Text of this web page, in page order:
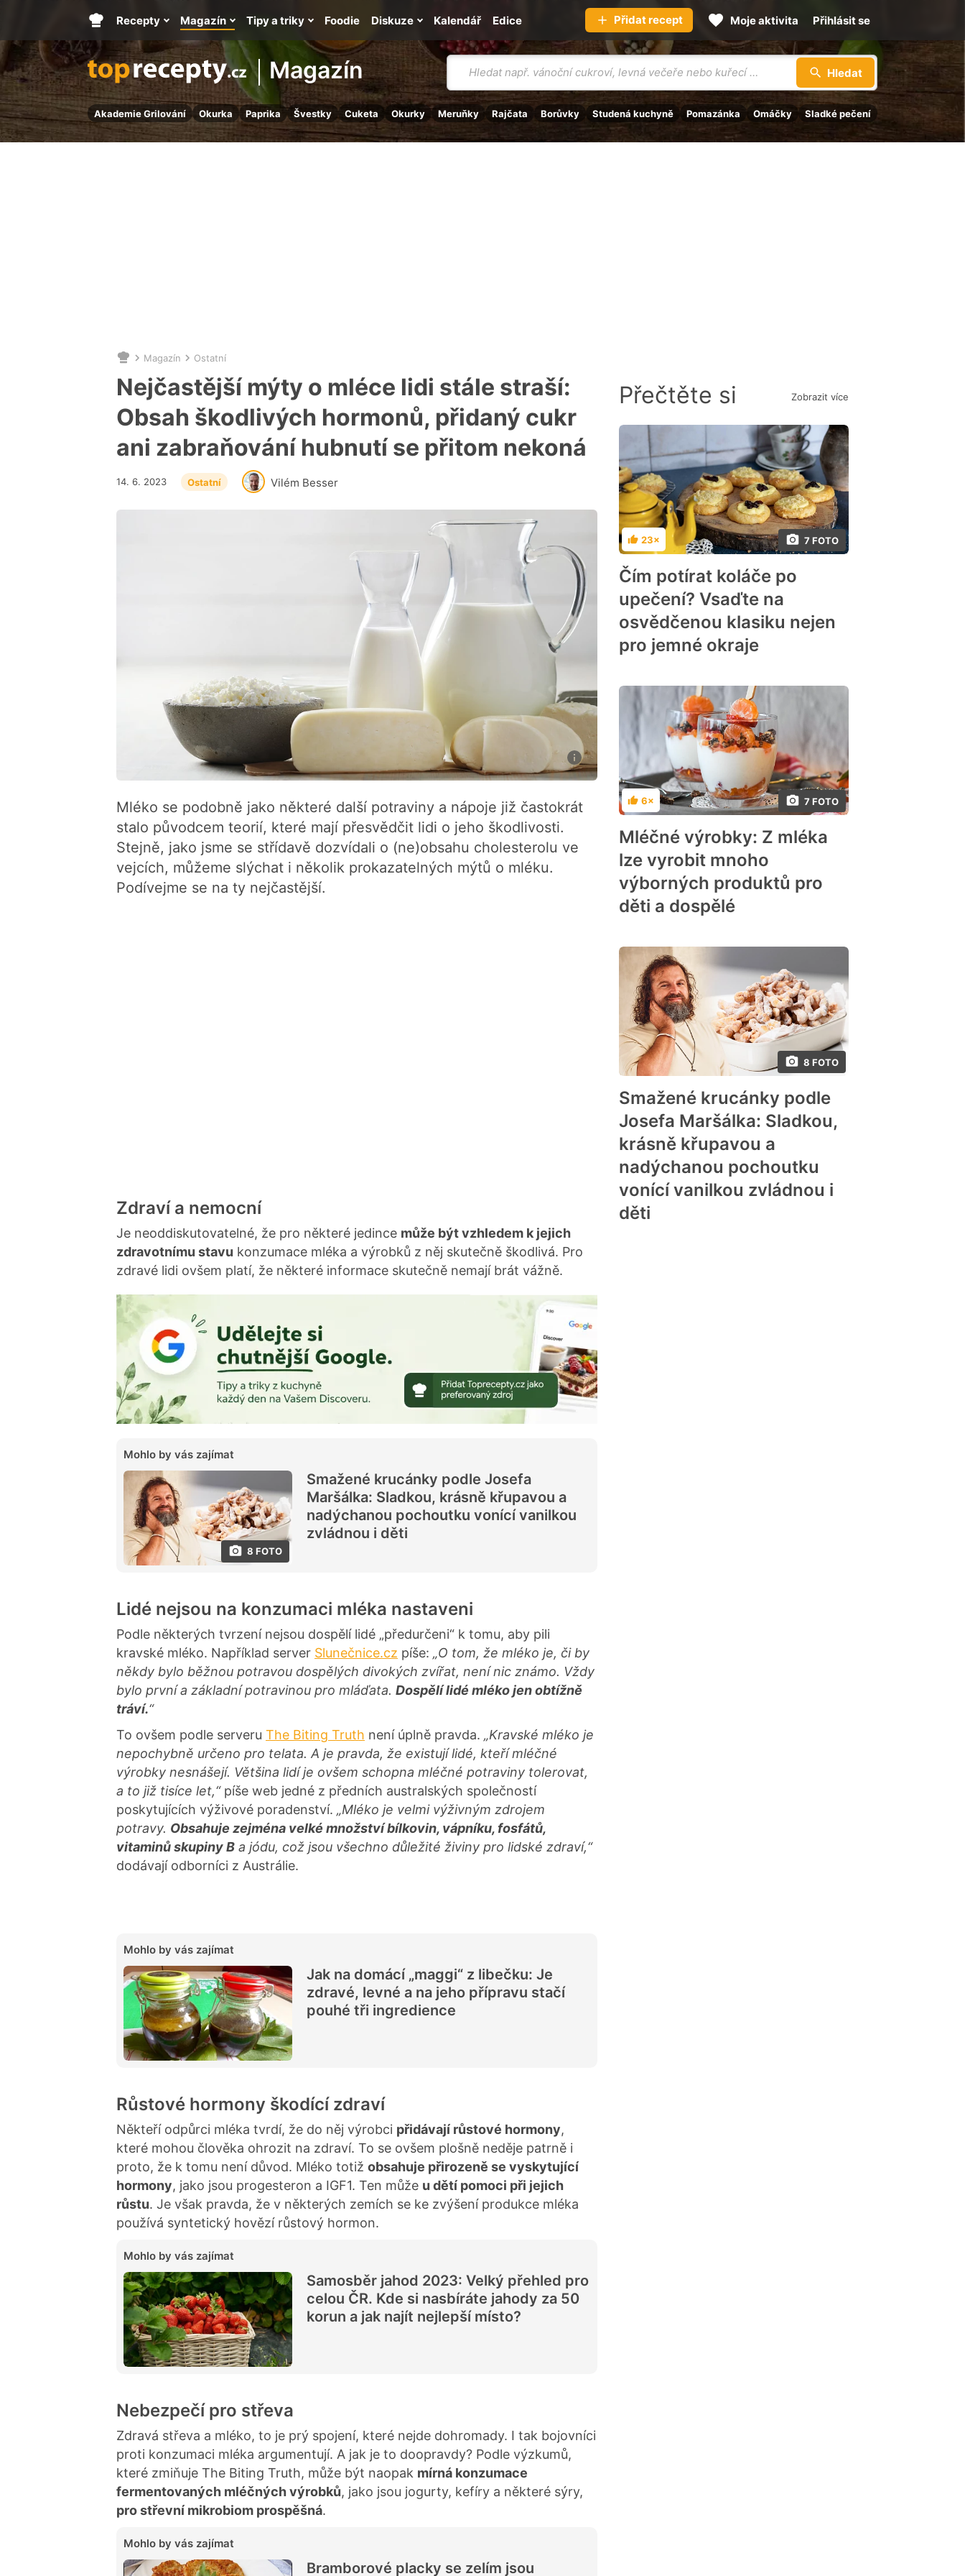
Magazín
Vyhledávání
Hledat
Akademie Grilování Okurka Paprika Švestky Cuketa Okurky Meruňky Rajčata Borůvky Studená kuchyně Pomazánka Omáčky Sladké pečení
Hlavní
stránka
Recepty Magazín Tipy a triky Kalendář
Foodie Diskuze Edice Přidat recept Moje aktivita Přihlásit se
Nacházíte
se
zde:
Magazín Ostatní
Nejčastější mýty o mléce lidi stále straší:
Obsah škodlivých hormonů, přidaný cukr
ani zabraňování hubnutí se přitom nekoná
Vilém Besser
14. 6. 2023 Ostatní
Mléko se podobně jako některé další potraviny a nápoje již častokrát
stalo původcem teorií, které mají přesvědčit lidi o jeho škodlivosti.
Stejně, jako jsme se střídavě dozvídali o (ne)obsahu cholesterolu ve
vejcích, můžeme slýchat i několik prokazatelných mýtů o mléku.
Podívejme se na ty nejčastější.
Zdraví a nemocní
Je neoddiskutovatelné, že pro některé jedince může být vzhledem k jejich
zdravotnímu stavu konzumace mléka a výrobků z něj skutečně škodlivá. Pro
zdravé lidi ovšem platí, že některé informace skutečně nemají brát vážně.
Mohlo by vás zajímat
8 FOTO
Smažené krucánky podle Josefa
Maršálka: Sladkou, krásně křupavou a
nadýchanou pochoutku vonící vanilkou
zvládnou i děti
Lidé nejsou na konzumaci mléka nastaveni
Podle některých tvrzení nejsou dospělí lidé „předurčeni“ k tomu, aby pili
kravské mléko. Například server Slunečnice.cz píše: „O tom, že mléko je, či by
někdy bylo běžnou potravou dospělých divokých zvířat, není nic známo. Vždy
bylo první a základní potravinou pro mláďata. Dospělí lidé mléko jen obtížně
tráví.“
To ovšem podle serveru The Biting Truth není úplně pravda. „Kravské mléko je
nepochybně určeno pro telata. A je pravda, že existují lidé, kteří mléčné
výrobky nesnášejí. Většina lidí je ovšem schopna mléčné potraviny tolerovat,
a to již tisíce let,“píše web jedné z předních australských společností
poskytujících výživové poradenství. „Mléko je velmi výživným zdrojem
potravy. Obsahuje zejména velké množství bílkovin, vápníku, fosfátů,
vitaminů skupiny B a jódu, což jsou všechno důležité živiny pro lidské zdraví,“
dodávají odborníci z Austrálie.
Mohlo by vás zajímat
Jak na domácí „maggi“ z libečku: Je
zdravé, levné a na jeho přípravu stačí
pouhé tři ingredience
Růstové hormony škodící zdraví
Někteří odpůrci mléka tvrdí, že do něj výrobci přidávají růstové hormony,
které mohou člověka ohrozit na zdraví. To se ovšem plošně neděje patrně i
proto, že k tomu není důvod. Mléko totiž obsahuje přirozeně se vyskytující
hormony, jako jsou progesteron a IGF1. Ten může u dětí pomoci při jejich
růstu. Je však pravda, že v některých zemích se ke zvýšení produkce mléka
používá syntetický hovězí růstový hormon.
Mohlo by vás zajímat
Samosběr jahod 2023: Velký přehled pro
celou ČR. Kde si nasbíráte jahody za 50
korun a jak najít nejlepší místo?
Nebezpečí pro střeva
Zdravá střeva a mléko, to je prý spojení, které nejde dohromady. I tak bojovníci
proti konzumaci mléka argumentují. A jak je to doopravdy? Podle výzkumů,
které zmiňuje The Biting Truth, může být naopak mírná konzumace
fermentovaných mléčných výrobků, jako jsou jogurty, kefíry a některé sýry,
pro střevní mikrobiom prospěšná.
Mohlo by vás zajímat
Bramborové placky se zelím jsou
Přečtěte si Zobrazit více
7 FOTO
Hodnocení
23×
Čím potírat koláče po
upečení? Vsaďte na
osvědčenou klasiku nejen
pro jemné okraje
7 FOTO
Hodnocení
6×
Mléčné výrobky: Z mléka
lze vyrobit mnoho
výborných produktů pro
děti a dospělé
8 FOTO
Smažené krucánky podle
Josefa Maršálka: Sladkou,
krásně křupavou a
nadýchanou pochoutku
vonící vanilkou zvládnou i
děti